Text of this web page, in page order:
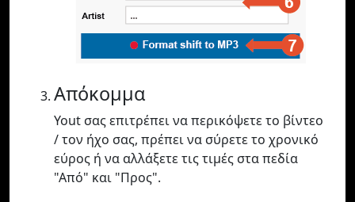
Απόκομμα
Yout σας επιτρέπει να περικόψετε το βίντεο
/ τον ήχο σας, πρέπει να σύρετε το χρονικό
εύρος ή να αλλάξετε τις τιμές στα πεδία
"Από" και "Προς".